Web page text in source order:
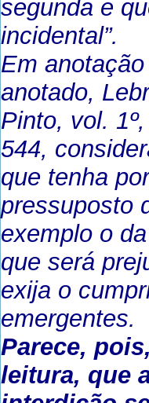
segunda e
incidental”.
Em
anotado,
Pinto, vol.
544,
que tenha
pressuposto
exemplo o
que será
exija o
emergentes.
Parece,
leitura, que